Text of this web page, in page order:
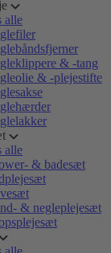
alle
& -tang
& -plejestifte
alle
& badesæt
& negleplejesæt